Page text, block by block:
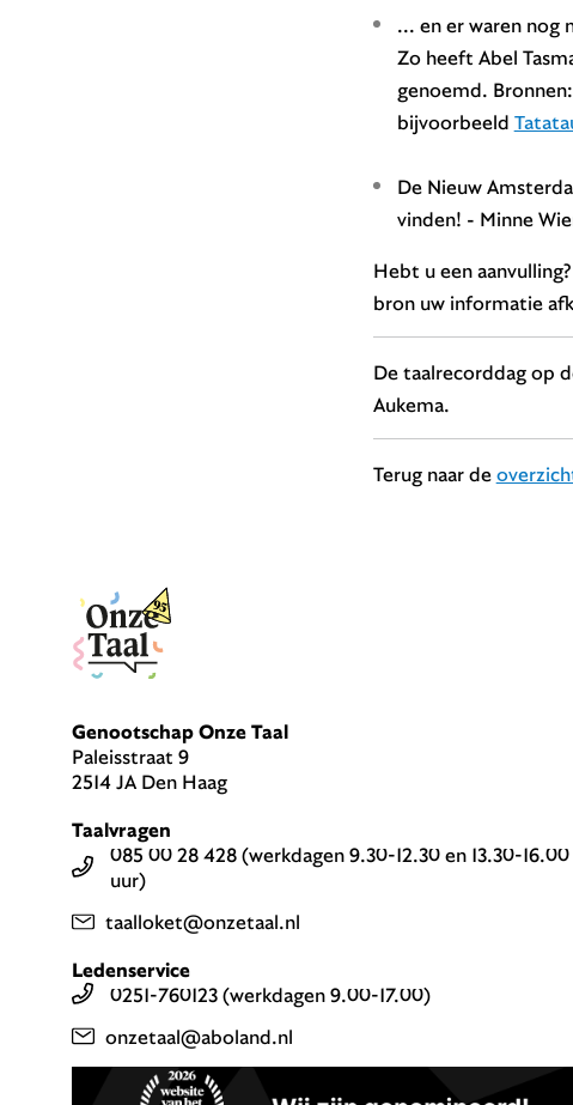
... en er waren nog
Zo heeft Abel
genoemd.
bijvoorbeeld
De Nieuw
vinden! - Minne
Hebt u een
bron uw informatie
De taalrecorddag op
Aukema.
Terug naar de
Genootschap Onze Taal
Paleisstraat 9
2514 JA Den Haag
Taalvragen
085 00 28 428 (werkdagen 9.30-12.30 en 13.30-16.00
uur)
taalloket@onzetaal.nl
Ledenservice
0251-760123 (werkdagen 9.00-17.00)
onzetaal@aboland.nl